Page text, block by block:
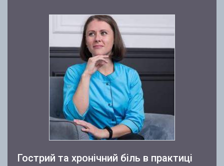
Гострий та хронічний біль в практиці